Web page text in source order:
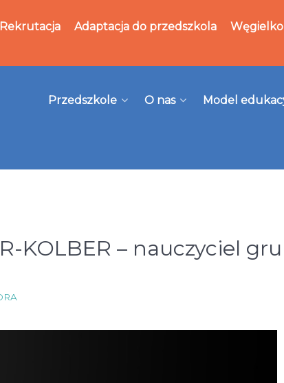
Rekrutacja Adaptacja do przedszkola
Przedszkole O nas Model
KOLBER – nauczyciel